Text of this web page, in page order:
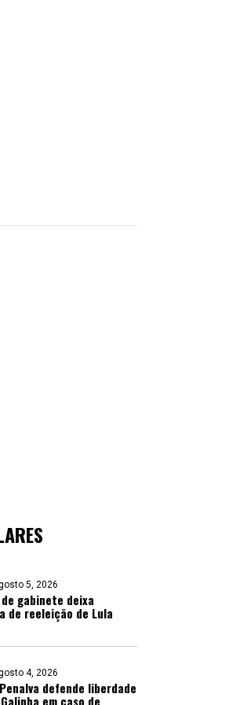
5, 2026
gabinete deixa
de reeleição de Lula
4, 2026
defende liberdade
em caso de